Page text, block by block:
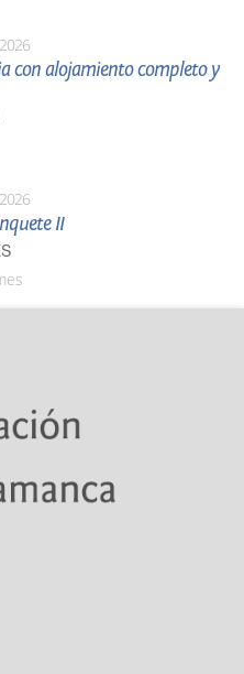
con alojamiento completo y
II